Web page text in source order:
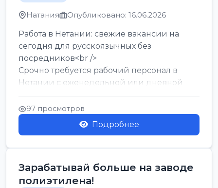
Натания Опубликовано: 16.06.2026
Работа в Нетании: свежие вакансии на
сегодня для русскоязычных без
посредников<br />
Срочно требуется рабочий персонал в
Нетании с еженедельной или дневной
оплатой<br />
Свежие вакансии в Нетании дл...
97 просмотров
Подробнее
Зарабатывай больше на заводе
полиэтилена!